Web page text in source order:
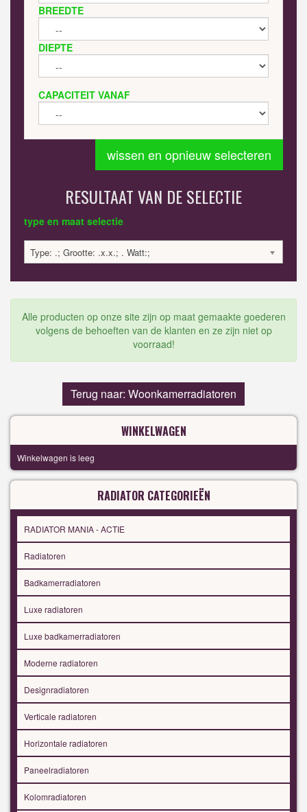
BREEDTE
DIEPTE
CAPACITEIT VANAF
wissen en opnieuw selecteren
RESULTAAT VAN DE SELECTIE
type en maat selectie
Type: .; Grootte: .x.x.; . Watt:;
Alle producten op onze site zijn op maat gemaakte goederen
volgens de behoeften van de klanten en ze zijn niet op
voorraad!
Terug naar: Woonkamerradiatoren
WINKELWAGEN
Winkelwagen is leeg
RADIATOR CATEGORIEËN
RADIATOR MANIA - ACTIE
Radiatoren
Badkamerradiatoren
Luxe radiatoren
Luxe badkamerradiatoren
Moderne radiatoren
Designradiatoren
Verticale radiatoren
Horizontale radiatoren
Paneelradiatoren
Kolomradiatoren